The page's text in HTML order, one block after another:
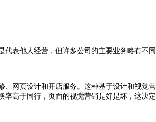
表他人经营，但许多公司的主要业务略有不
网页设计和开店服务。这种基于设计和视觉
高于同行，页面的视觉营销是好是坏，这决